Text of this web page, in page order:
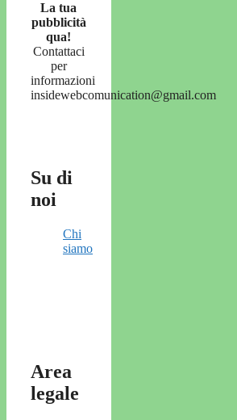
La tua
pubblicità
qua!
Contattaci
per
informazioni
insidewebcomunication@gmail.com
Su di
noi
Chi
siamo
Area
legale